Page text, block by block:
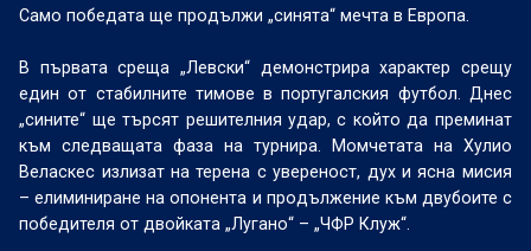
Само победата ще продължи „синята“ мечта в Европа.
В първата среща „Левски“ демонстрира характер срещу
един от стабилните тимове в португалския футбол. Днес
„сините“ ще търсят решителния удар, с който да преминат
към следващата фаза на турнира. Момчетата на Хулио
Веласкес излизат на терена с увереност, дух и ясна мисия
– елиминиране на опонента и продължение към двубоите с
победителя от двойката „Лугано“ – „ЧФР Клуж“.